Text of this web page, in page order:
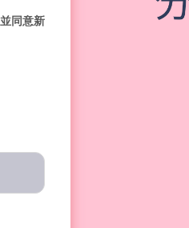
同意新